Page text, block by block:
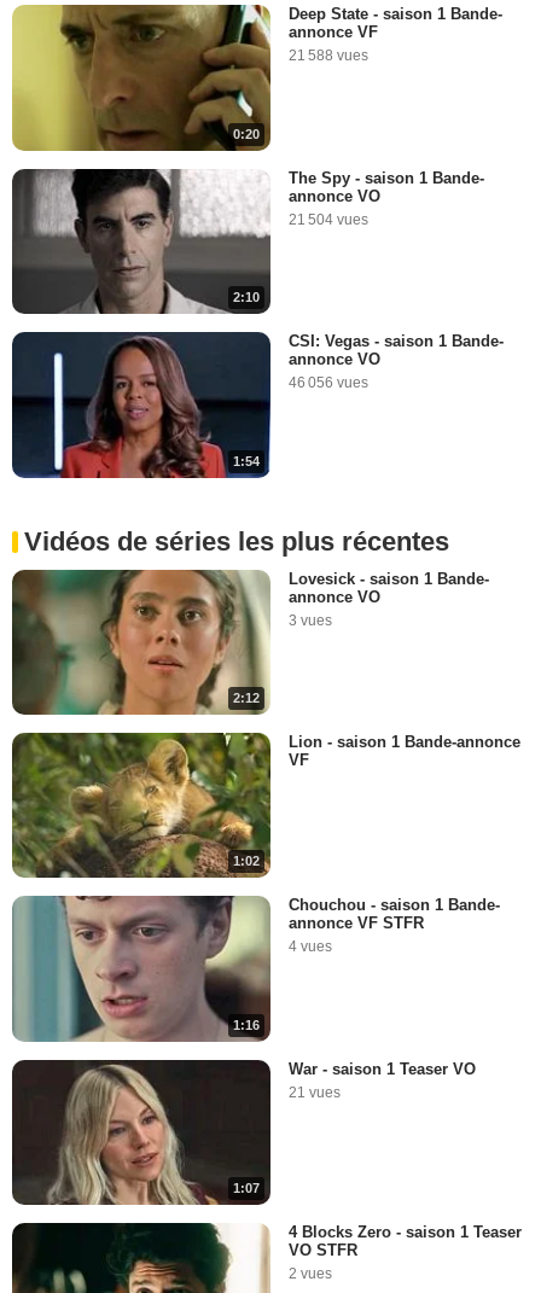
0:20
Deep State - saison 1 Bande-
annonce VF
21 588 vues
2:10
The Spy - saison 1 Bande-
annonce VO
21 504 vues
1:54
CSI: Vegas - saison 1 Bande-
annonce VO
46 056 vues
Vidéos de séries les plus récentes
2:12
Lovesick - saison 1 Bande-
annonce VO
3 vues
1:02
Lion - saison 1 Bande-annonce
VF
1:16
Chouchou - saison 1 Bande-
annonce VF STFR
4 vues
1:07
War - saison 1 Teaser VO
21 vues
4 Blocks Zero - saison 1 Teaser
VO STFR
2 vues